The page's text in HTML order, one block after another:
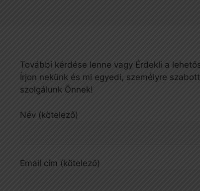
További kérdése lenne vagy Érdekli a
Írjon nekünk és mi egyedi, személyre
szolgálunk Önnek!
Név (kötelező)
Email cím (kötelező)